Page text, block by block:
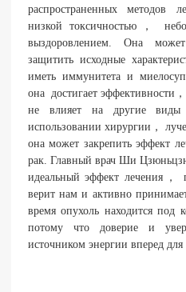
распространенных методов
низкой токсичностью，
выздоровлением. Она
защитить исходные
иметь иммунитета и
она достигает эффективности
не влияет на другие виды
использовании хирургии，
она может закрепить эффект
рак. Главный врач Ши
идеальный эффект лечения
верит нам и активно
время опухоль находится под
потому что доверие и
источником энергии вперед для